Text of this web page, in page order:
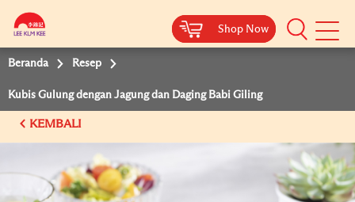
Shop Now
Shop Now
Beranda Resep
Kubis Gulung dengan Jagung dan Daging Babi Giling
KEMBALI